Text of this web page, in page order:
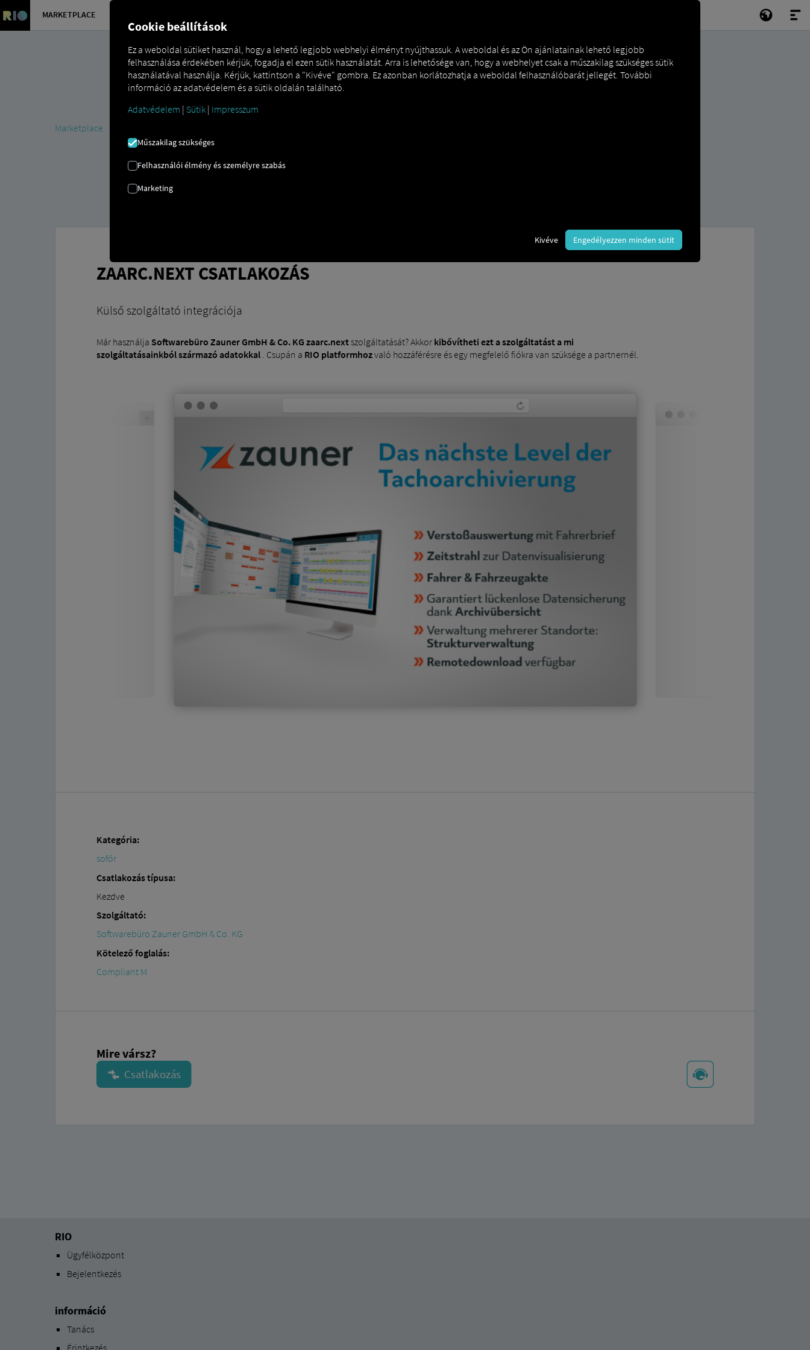
MARKETPLACE
Marketplace
ZAARC.NEXT CSATLAKOZÁS
Külső szolgáltató integrációja
Már használja Softwarebüro Zauner GmbH & Co. KG zaarc.nextszolgáltatását? Akkor kibővítheti ezt a szolgáltatást a mi
szolgáltatásainkból származó adatokkal. Csupán a RIO platformhozvaló hozzáférésre és egy megfelelő fiókra van szüksége a partnernél.
Kategória:
sofőr
Csatlakozás típusa:
Kezdve
Szolgáltató:
Softwarebüro Zauner GmbH & Co. KG
Kötelező foglalás:
Compliant M
Mire vársz?
RIO
Ügyfélközpont
Bejelentkezés
információ
Tanács
Cookie beállítások
Ez a weboldal sütiket használ, hogy a lehető legjobb webhelyi élményt nyújthassuk. A weboldal és az Ön ajánlatainak lehető legjobb
felhasználása érdekében kérjük, fogadja el ezen sütik használatát. Arra is lehetősége van, hogy a webhelyet csak a műszakilag szükséges sütik
használatával használja. Kérjük, kattintson a "Kivéve" gombra. Ez azonban korlátozhatja a weboldal felhasználóbarát jellegét. További
információ az adatvédelem és a sütik oldalán található.
Adatvédelem | Sütik | Impresszum
Műszakilag szükséges
Felhasználói élmény és személyre szabás
Marketing
Kivéve Engedélyezzen minden sütit